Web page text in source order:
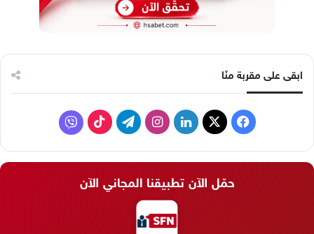
ابقى على مقربة منّا
ف
د
ق
ت
ف
حمّل الآن تطبيقنا المجاني الآن